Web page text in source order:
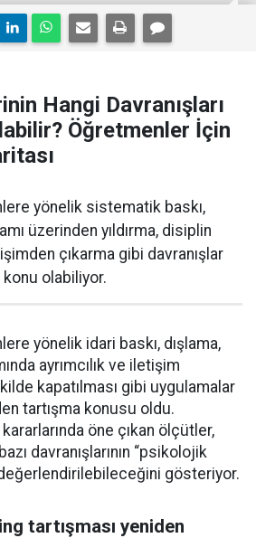
Hangi Davranışları
Öğretmenler İçin
yönelik sistematik baskı,
üzerinden yıldırma, disiplin
çıkarma gibi davranışlar
konu olabiliyor.
yönelik idari baskı, dışlama,
ayrımcılık ve iletişim
kapatılması gibi uygulamalar
tartışma konusu oldu.
kararlarında öne çıkan ölçütler,
davranışlarının “psikolojik
gösteriyor.
tartışması yeniden